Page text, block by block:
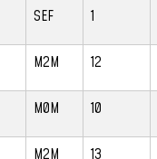
SEF 1
M2M 12
M0M 10
M2M 13